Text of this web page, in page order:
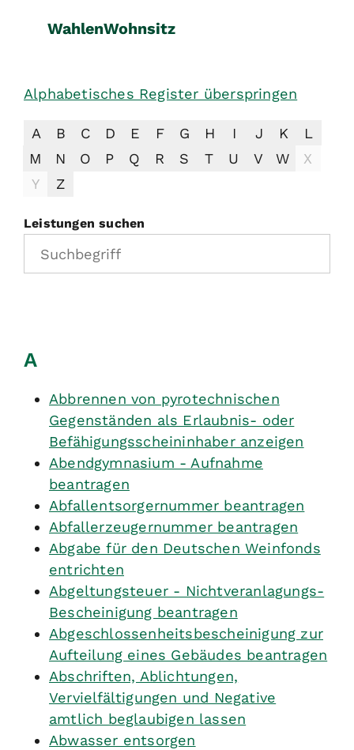
WahlenWohnsitz
Alphabetisches Register überspringen
A B C D E F G H I J K
L
M
N O P Q R S T U V W
X
Y
Z
Leistungen suchen
A
Abbrennen von pyrotechnischen
Gegenständen als Erlaubnis- oder
Befähigungsscheininhaber anzeigen
Abendgymnasium - Aufnahme
beantragen
Abfallentsorgernummer beantragen
Abfallerzeugernummer beantragen
Abgabe für den Deutschen Weinfonds
entrichten
Abgeltungsteuer - Nichtveranlagungs-
Bescheinigung beantragen
Abgeschlossenheitsbescheinigung zur
Aufteilung eines Gebäudes beantragen
Abschriften, Ablichtungen,
Vervielfältigungen und Negative
amtlich beglaubigen lassen
Abwasser entsorgen